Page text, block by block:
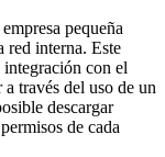
pequeña
red interna. Este
integración con el
a través del uso de un
descargar
de cada